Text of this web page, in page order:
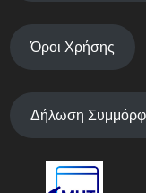
Όροι Χρήσης
Δήλωση